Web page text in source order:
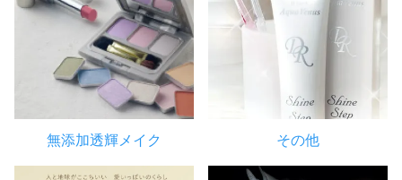
無添加透輝メイク その他